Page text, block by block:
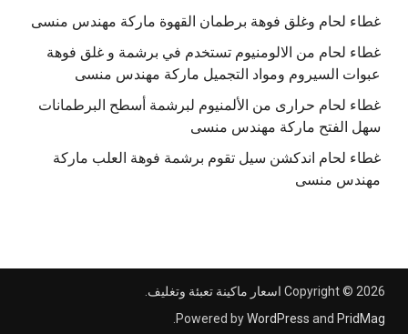
غطاء لحام وغلق فوهة برطمان القهوة ماركة مهندس منسى
غطاء لحام من الالومنيوم تستخدم في برشمة و غلق فوهة
عبوات السيروم ومواد التجميل ماركة مهندس منسى
غطاء لحام حرارى من الألمنيوم لبرشمة أسطح البرطمانات
سهل الفتح ماركة مهندس منسى
غطاء لحام اندكشن سيل تقوم برشمة فوهة العلب ماركة
مهندس منسى
Copyright © 2026اسعار ماكينة تعبئة وتغليف
Powered byWordPressandPridMag
.